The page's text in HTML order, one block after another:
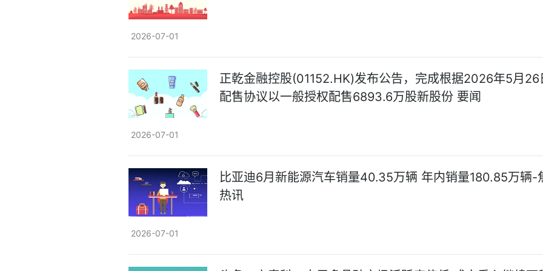
2026-07-01
正乾金融控股(01152.HK)发布公告，完成根据2026年5月26
配售协议以一般授权配售6893.6万股新股份 要闻
2026-07-01
比亚迪6月新能源汽车销量40.35万辆 年内销量180.85万辆-
热讯
2026-07-01